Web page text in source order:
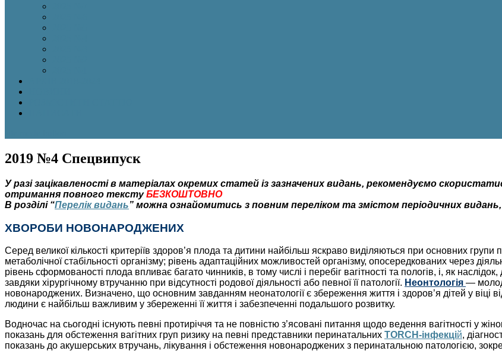
2019 №4 Спецвипуск
У разі зацікавленості в матеріалах окремих статей із зазначених видань, рекомендуємо
отримання повного текстуБЕЗКОШТОВНО
В розділі “Перелік видань” можна ознайомитись з повним переліком та змістом періодичних
ХВОРОБИ НОВОНАРОДЖЕНИХ
Серед великої кількості критеріїв здоров’я плода та дитини найбільш яскраво виділяються при основних групи
метаболічної стабільності організму; рівень адаптаційних можливостей організму, опосередкованих через
рівень сформованості плода впливає багато чинників, в тому числі і перебіг вагітності та пологів, і, як
завдяки хірургічному втручанню при відсутності родової діяльності або певної її патології. Неонтологія —
новонароджених. Визначено, що основним завданням неонатології є збереження життя і здоров’я дітей у віці
людини є найбільш важливим у збереженні її життя і забезпеченні подальшого розвитку.
Водночас на сьогодні існують певні протиріччя та не повністю з’ясовані питання щодо ведення вагітності у
показань для обстеження вагітних груп ризику на певні представники перинатальних TORCH-інфекцій,
показань до акушерських втручань, лікування і обстеження новонароджених з перинатальною патологією,